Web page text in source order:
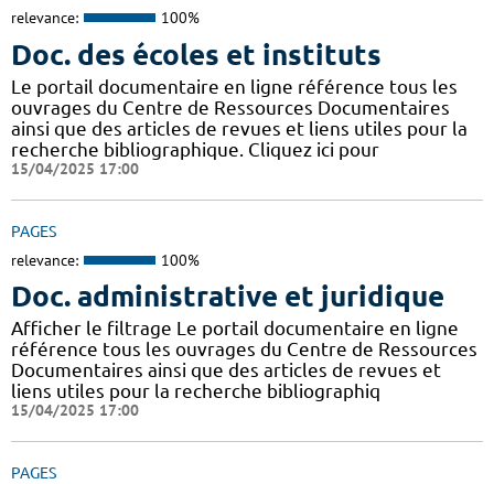
relevance: 100%
Doc. des écoles et instituts
Le portail documentaire en ligne référence tous les
ouvrages du Centre de Ressources Documentaires
ainsi que des articles de revues et liens utiles pour la
recherche bibliographique. Cliquez ici pour
15/04/2025 17:00
PAGES
relevance: 100%
Doc. administrative et juridique
Afficher le filtrage Le portail documentaire en ligne
référence tous les ouvrages du Centre de Ressources
Documentaires ainsi que des articles de revues et
liens utiles pour la recherche bibliographiq
15/04/2025 17:00
PAGES